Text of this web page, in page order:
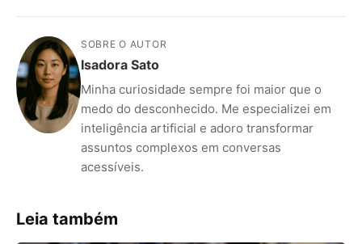
SOBRE O AUTOR
Isadora Sato
Minha curiosidade sempre foi maior que o
medo do desconhecido. Me especializei em
inteligência artificial e adoro transformar
assuntos complexos em conversas
acessíveis.
Leia também